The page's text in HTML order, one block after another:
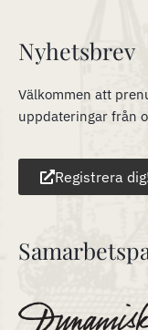
Nyhetsbrev
Välkommen att
uppdateringar från
Registrera